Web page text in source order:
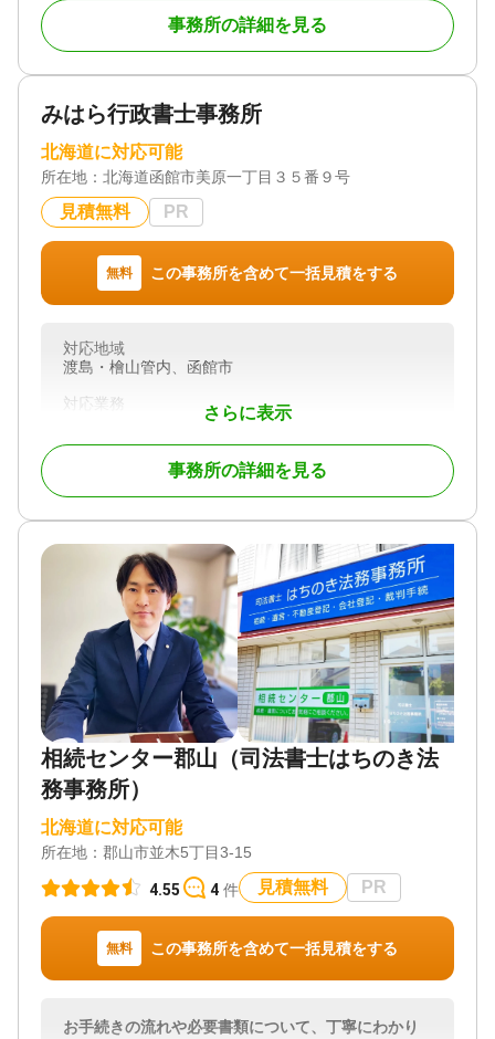
南3条23丁目まで行き、バス停から歩いて約3分で
女性ならではの視点でさまざまなお悩みごとやお困
不安…」「遺族で争いが起こらないか心配…」な
お困りごとを単純に解決するのではなく、相談者の
明るい未来を取り戻すことに力を入れております。
またLGBTの方々にも安心して相談できる環境づくり
を心がけております。
一般財団法人 日本能力開発協会 JADPの上級心理カ
ウンセラーの資格をいかし、お悩みを丁寧にヒアリ
不安がある場合は、ぜひ気軽にご相談ください。
事務所の詳細を見る
みはら行政書士事務所
北海道に対応可能
所在地： 北海道函館市美原一丁目３５番９号
見積無料 PR
無料 この事務所を含めて一括見積をする
さらに表示
対応地域
渡島・檜山管内、函館市
対応業務
遺言書 / 遺産分割 / 相続財産調査 / 相続手続き / 銀行
手続き / 戸籍収集 / 相続人調査
事務所の詳細を見る
相続センター郡山（司法書士はちのき法
務事務所）
北海道に対応可能
所在地： 郡山市並木5丁目3-15
4.55 4 件 見積無料 PR
無料 この事務所を含めて一括見積をする
お手続きの流れや必要書類について、丁寧にわかり